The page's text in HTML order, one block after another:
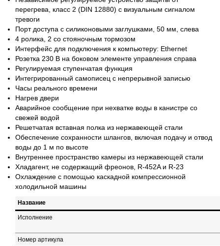
перегрева, класс 2 (DIN 12880) с визуальным сигналом
тревоги
Порт доступа с силиконовыми заглушками, 50 мм, слева
4 ролика, 2 со стояночным тормозом
Интерфейс для подключения к компьютеру: Ethernet
Розетка 230 В на боковом элементе управления справа
Регулируемая ступенчатая функция
Интегрированный самописец с непрерывной записью
Часы реального времени
Нагрев двери
Аварийное сообщение при нехватке воды в канистре со
свежей водой
Решетчатая вставная полка из нержавеющей стали
Обеспечение сохранности шлангов, включая подачу и отвод
воды до 1 м по высоте
Внутреннее пространство камеры из нержавеющей стали
Хладагент, не содержащий фреонов, R-452A и R-23
Охлаждение с помощью каскадной компрессионной
холодильной машины
Название
Исполнение
Номер артикула